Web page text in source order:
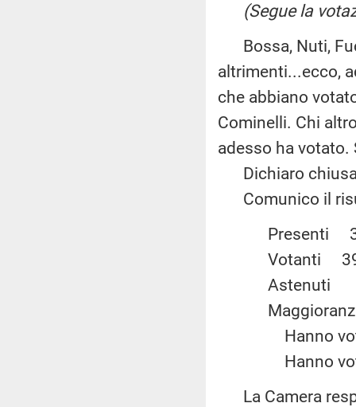
(Segue la
Bossa, Nuti,
altrimenti...ecco,
che abbiano
Cominelli. Chi
adesso ha
Dichiaro chiusa
Comunico il
Votanti
Hanno
Hanno
La Camera